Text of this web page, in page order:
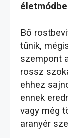
Bő
tűnik,
szempont
rossz
ehhez
ennek
vagy még
aranyér